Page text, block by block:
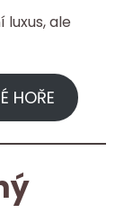
ale
HOŘE